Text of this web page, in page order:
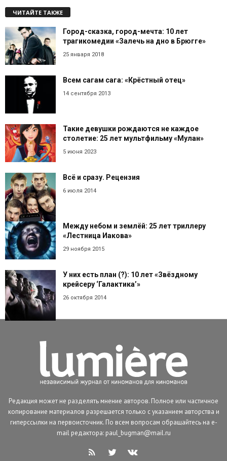
ЧИТАЙТЕ ТАКЖЕ
Город-сказка, город-мечта: 10 лет
трагикомедии «Залечь на дно в Брюгге»
25 января 2018
Всем сагам сага: «Крёстный отец»
14 сентября 2013
Такие девушки рождаются не каждое
столетие: 25 лет мультфильму «Мулан»
5 июня 2023
Всё и сразу. Рецензия
6 июля 2014
Между небом и землёй: 25 лет триллеру
«Лестница Иакова»
29 ноября 2015
У них есть план (?): 10 лет «Звёздному
крейсеру ‘Галактика’»
26 октября 2014
Редакция может не разделять мнение авторов. Полное или частичное
копирование материалов разрешается только с указанием авторства и
гиперссылки на первоисточник. По всем вопросам обращайтесь на e-
mail редактора: paul_bugman@mail.ru